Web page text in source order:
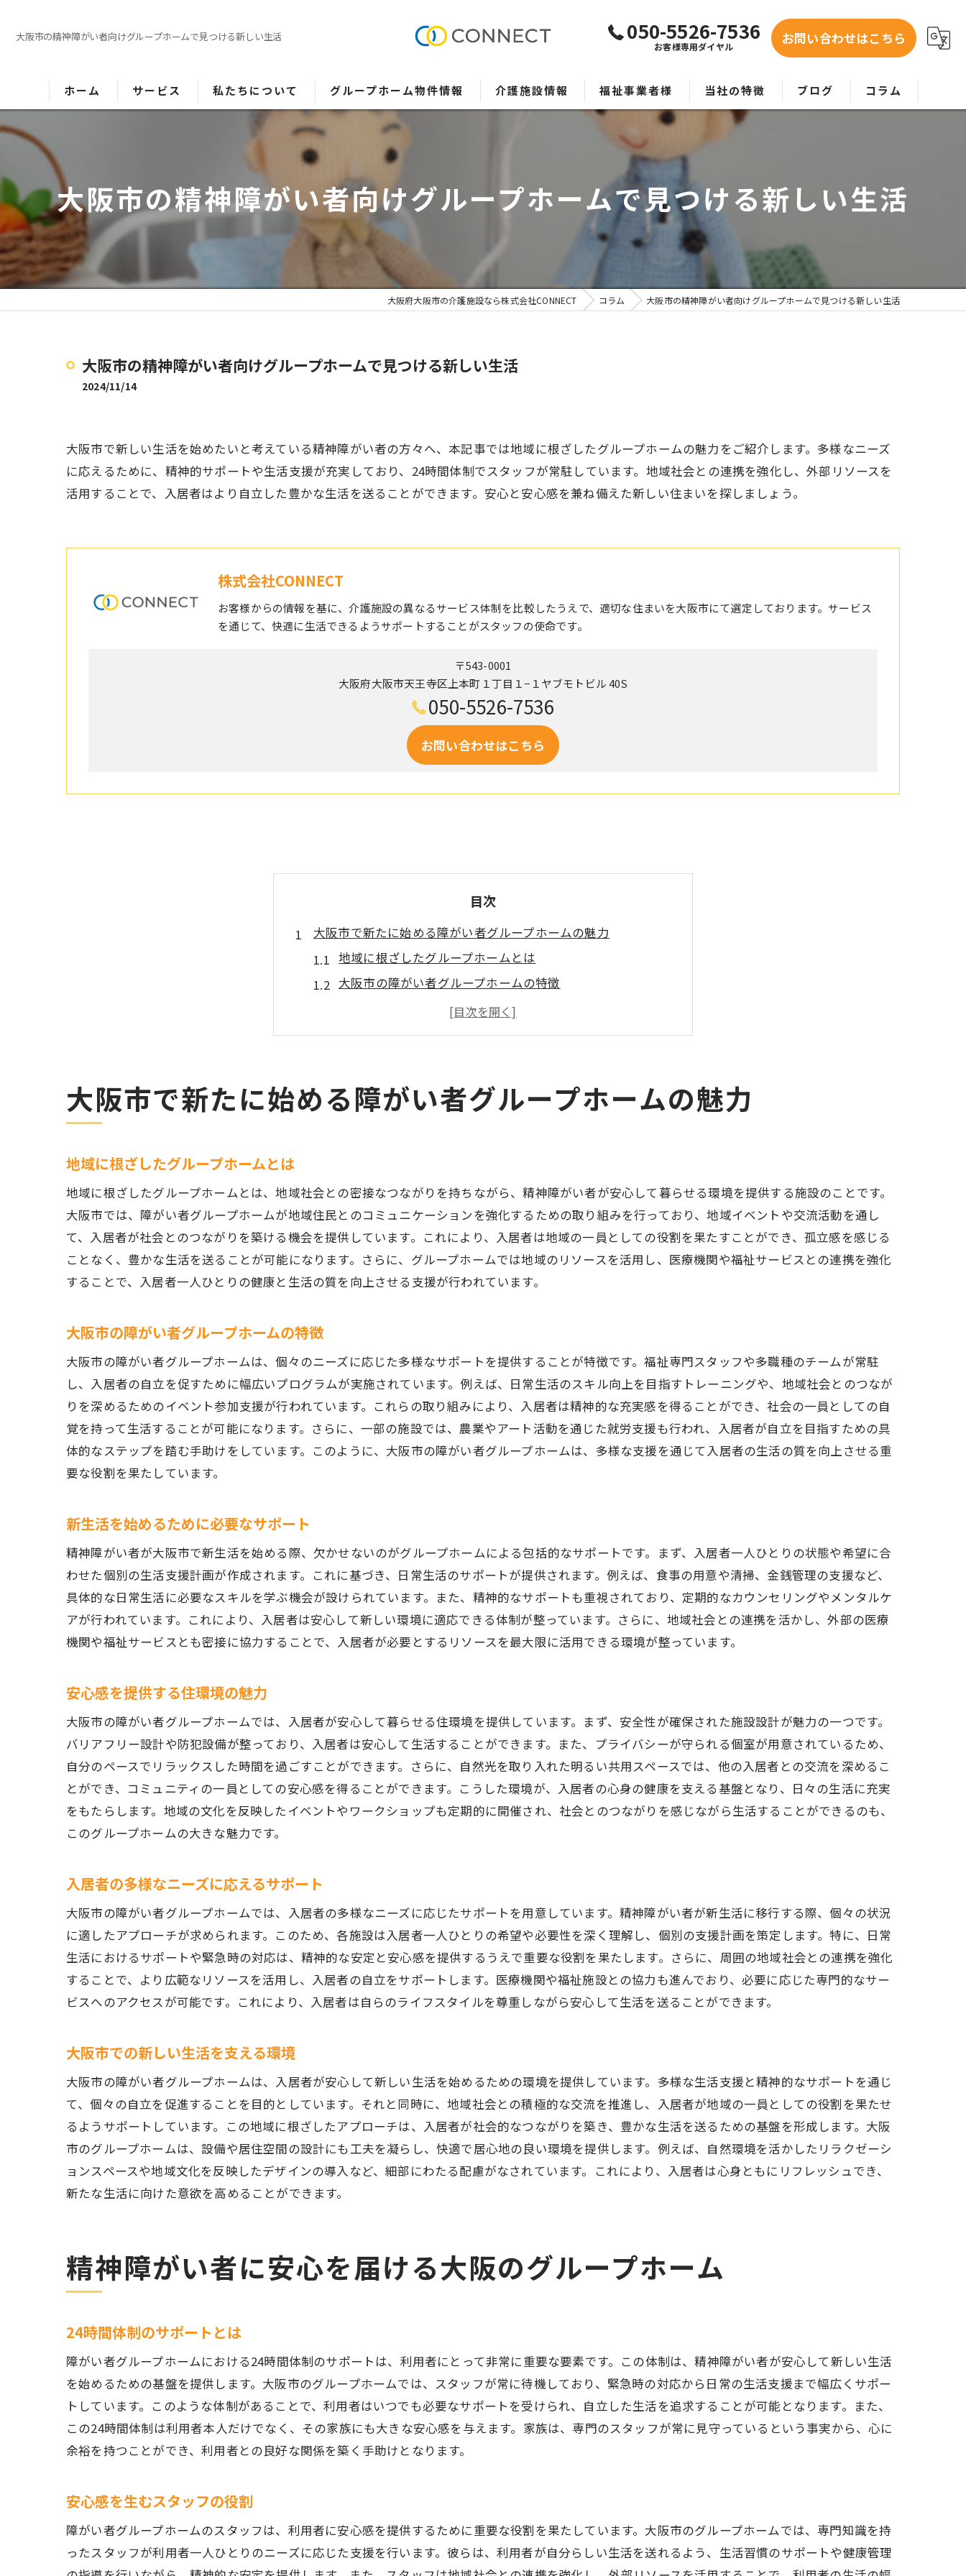
大阪市の精神障がい者向けグループホームで見つける新しい生活 050-5526-7536
お客様専用ダイヤル お問い合わせはこちら
ホーム サービス
高齢者向けホームのご紹介
障がい者向けホームのご紹介
私たちについて グループホーム物件情報 介護施設情報 福祉事業者様
事業者様お問い合わせ
当社の特徴
紹介
老人ホーム
グループホーム
要介護
ブログ コラム
大阪市の精神障がい者向けグループホームで見つける新しい生活
大阪府大阪市の介護施設なら株式会社CONNECT コラム 大阪市の精神障がい者向けグループホームで見つける新しい生活
大阪市の精神障がい者向けグループホームで見つける新しい生活
2024/11/14
大阪市で新しい生活を始めたいと考えている精神障がい者の方々へ、本記事では地域に根ざしたグループホームの魅力をご紹介します。多様なニーズ
に応えるために、精神的サポートや生活支援が充実しており、24時間体制でスタッフが常駐しています。地域社会との連携を強化し、外部リソースを
活用することで、入居者はより自立した豊かな生活を送ることができます。安心と安心感を兼ね備えた新しい住まいを探しましょう。
株式会社CONNECT
お客様からの情報を基に、介護施設の異なるサービス体制を比較したうえで、適切な住まいを大阪市にて選定しております。サービス
を通じて、快適に生活できるようサポートすることがスタッフの使命です。
〒543-0001
大阪府大阪市天王寺区上本町１丁目１−１ヤブモトビル 40S
050-5526-7536
お問い合わせはこちら
目次
大阪市で新たに始める障がい者グループホームの魅力
地域に根ざしたグループホームとは
大阪市の障がい者グループホームの特徴
新生活を始めるために必要なサポート
安心感を提供する住環境の魅力
大阪市での新しい生活を支える環境
精神障がい者に安心を届ける大阪のグループホーム
精神的サポートの充実
心のケアを重視する活動
大阪のグループホームが目指す安心感
入居者が安心して暮らせる理由
地域と連携した障がい者グループホームでの豊かな生活
地域イベントとの関わり方
豊かな生活を実現するための取り組み
大阪市の地域社会と共に暮らすために
地域参加による生活の充実
24時間体制で支える大阪市の精神障がい者向け住まい
夜間も安心できる環境づくり
24時間体制の重要性とは
大阪市の住まいでの安心感
大阪市で実現する自立した生活障がい者グループホームの役割
自立支援プログラムの特徴
大阪市での生活自立を促進する方法
入居者が自立するためのステップ
自立した生活を実現するためのサポート
心のケアを重視した大阪の障がい者グループホームの取り組み
精神的な支えとしての取り組み
大阪のグループホームでの心のケア活動
入居者の心の健康を守る方法
外部リソースを活用した大阪市のグループホームのサポート体制
外部支援を活用した生活支援
地域との連携で生まれる新しいサポート
入居者の生活を豊かにする外部リソース
精神障がい者が安心して暮らせる大阪のグループホームの秘密
安心して暮らせるためのサポート
大阪市で新たに始める障がい者グループホームの魅力
地域に根ざしたグループホームとは
地域に根ざしたグループホームとは、地域社会との密接なつながりを持ちながら、精神障がい者が安心して暮らせる環境を提供する施設のことです。
大阪市では、障がい者グループホームが地域住民とのコミュニケーションを強化するための取り組みを行っており、地域イベントや交流活動を通し
て、入居者が社会とのつながりを築ける機会を提供しています。これにより、入居者は地域の一員としての役割を果たすことができ、孤立感を感じる
ことなく、豊かな生活を送ることが可能になります。さらに、グループホームでは地域のリソースを活用し、医療機関や福祉サービスとの連携を強化
することで、入居者一人ひとりの健康と生活の質を向上させる支援が行われています。
大阪市の障がい者グループホームの特徴
大阪市の障がい者グループホームは、個々のニーズに応じた多様なサポートを提供することが特徴です。福祉専門スタッフや多職種のチームが常駐
し、入居者の自立を促すために幅広いプログラムが実施されています。例えば、日常生活のスキル向上を目指すトレーニングや、地域社会とのつなが
りを深めるためのイベント参加支援が行われています。これらの取り組みにより、入居者は精神的な充実感を得ることができ、社会の一員としての自
覚を持って生活することが可能になります。さらに、一部の施設では、農業やアート活動を通じた就労支援も行われ、入居者が自立を目指すための具
体的なステップを踏む手助けをしています。このように、大阪市の障がい者グループホームは、多様な支援を通じて入居者の生活の質を向上させる重
要な役割を果たしています。
新生活を始めるために必要なサポート
精神障がい者が大阪市で新生活を始める際、欠かせないのがグループホームによる包括的なサポートです。まず、入居者一人ひとりの状態や希望に合
わせた個別の生活支援計画が作成されます。これに基づき、日常生活のサポートが提供されます。例えば、食事の用意や清掃、金銭管理の支援など、
具体的な日常生活に必要なスキルを学ぶ機会が設けられています。また、精神的なサポートも重視されており、定期的なカウンセリングやメンタルケ
アが行われています。これにより、入居者は安心して新しい環境に適応できる体制が整っています。さらに、地域社会との連携を活かし、外部の医療
機関や福祉サービスとも密接に協力することで、入居者が必要とするリソースを最大限に活用できる環境が整っています。
安心感を提供する住環境の魅力
大阪市の障がい者グループホームでは、入居者が安心して暮らせる住環境を提供しています。まず、安全性が確保された施設設計が魅力の一つです。
バリアフリー設計や防犯設備が整っており、入居者は安心して生活することができます。また、プライバシーが守られる個室が用意されているため、
自分のペースでリラックスした時間を過ごすことができます。さらに、自然光を取り入れた明るい共用スペースでは、他の入居者との交流を深めるこ
とができ、コミュニティの一員としての安心感を得ることができます。こうした環境が、入居者の心身の健康を支える基盤となり、日々の生活に充実
をもたらします。地域の文化を反映したイベントやワークショップも定期的に開催され、社会とのつながりを感じながら生活することができるのも、
このグループホームの大きな魅力です。
入居者の多様なニーズに応えるサポート
大阪市の障がい者グループホームでは、入居者の多様なニーズに応じたサポートを用意しています。精神障がい者が新生活に移行する際、個々の状況
に適したアプローチが求められます。このため、各施設は入居者一人ひとりの希望や必要性を深く理解し、個別の支援計画を策定します。特に、日常
生活におけるサポートや緊急時の対応は、精神的な安定と安心感を提供するうえで重要な役割を果たします。さらに、周囲の地域社会との連携を強化
することで、より広範なリソースを活用し、入居者の自立をサポートします。医療機関や福祉施設との協力も進んでおり、必要に応じた専門的なサー
ビスへのアクセスが可能です。これにより、入居者は自らのライフスタイルを尊重しながら安心して生活を送ることができます。
大阪市での新しい生活を支える環境
大阪市の障がい者グループホームは、入居者が安心して新しい生活を始めるための環境を提供しています。多様な生活支援と精神的なサポートを通じ
て、個々の自立を促進することを目的としています。それと同時に、地域社会との積極的な交流を推進し、入居者が地域の一員としての役割を果たせ
るようサポートしています。この地域に根ざしたアプローチは、入居者が社会的なつながりを築き、豊かな生活を送るための基盤を形成します。大阪
市のグループホームは、設備や居住空間の設計にも工夫を凝らし、快適で居心地の良い環境を提供します。例えば、自然環境を活かしたリラクゼーシ
ョンスペースや地域文化を反映したデザインの導入など、細部にわたる配慮がなされています。これにより、入居者は心身ともにリフレッシュでき、
新たな生活に向けた意欲を高めることができます。
精神障がい者に安心を届ける大阪のグループホーム
24時間体制のサポートとは
障がい者グループホームにおける24時間体制のサポートは、利用者にとって非常に重要な要素です。この体制は、精神障がい者が安心して新しい生活
を始めるための基盤を提供します。大阪市のグループホームでは、スタッフが常に待機しており、緊急時の対応から日常の生活支援まで幅広くサポー
トしています。このような体制があることで、利用者はいつでも必要なサポートを受けられ、自立した生活を追求することが可能となります。また、
この24時間体制は利用者本人だけでなく、その家族にも大きな安心感を与えます。家族は、専門のスタッフが常に見守っているという事実から、心に
余裕を持つことができ、利用者との良好な関係を築く手助けとなります。
安心感を生むスタッフの役割
障がい者グループホームのスタッフは、利用者に安心感を提供するために重要な役割を果たしています。大阪市のグループホームでは、専門知識を持
ったスタッフが利用者一人ひとりのニーズに応じた支援を行います。彼らは、利用者が自分らしい生活を送れるよう、生活習慣のサポートや健康管理